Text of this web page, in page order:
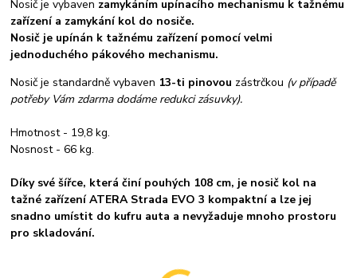
Nosič je vybaven zamykáním upínacího mechanismu k tažnému
zařízení a zamykání kol do nosiče.
Nosič je upínán k tažnému zařízení pomocí velmi
jednoduchého pákového mechanismu.
Nosič je standardně vybaven 13-ti pinovou zástrčkou (v případě
potřeby Vám zdarma dodáme redukci zásuvky).
Hmotnost - 19,8 kg.
Nosnost - 66 kg.
Díky své šířce, která činí pouhých 108 cm, je nosič kol na
tažné zařízení ATERA Strada EVO 3 kompaktní a lze jej
snadno umístit do kufru auta a nevyžaduje mnoho prostoru
pro skladování.